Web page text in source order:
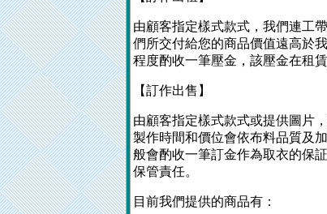
由顧客指定樣式款式，我們連工
們所交付給您的商品價值遠高於
程度酌收一筆壓金，該壓金在租
【訂作出售】
由顧客指定樣式款式或提供圖片
製作時間和價位會依布料品質及
般會酌收一筆訂金作為取衣的保
保管責任。
目前我們提供的商品有：